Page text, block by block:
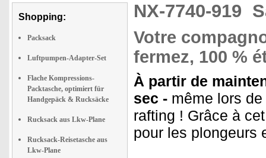
Shopping:
Packsack
Luftpumpen-Adapter-Set
Flache Kompressions-
Packtasche, optimiert für
Handgepäck & Rucksäcke
Rucksack aus Lkw-Plane
Rucksack-Reisetasche aus
Lkw-Plane
NX-7740-919
Votre
fermez, 100 %
À partir de
sec - même lors
rafting ! Grâce à
pour les plongeurs